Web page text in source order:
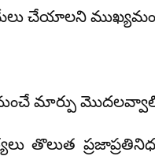
చేయాలని ముఖ్యమంత్రి
నుంచే మార్పు
తొలుత